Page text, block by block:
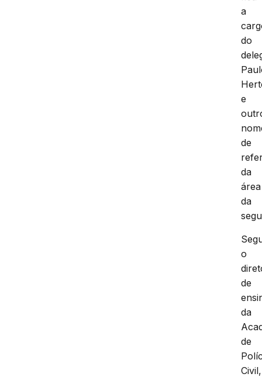
a
do
e
de
da
área
da
o
de
da
de
Civil,